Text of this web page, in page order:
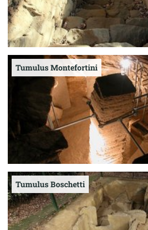
Tumulus Montefortini
Tumulus Boschetti